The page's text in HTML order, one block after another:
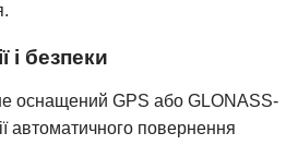
і безпеки
оснащений GPS або GLONASS-
автоматичного повернення